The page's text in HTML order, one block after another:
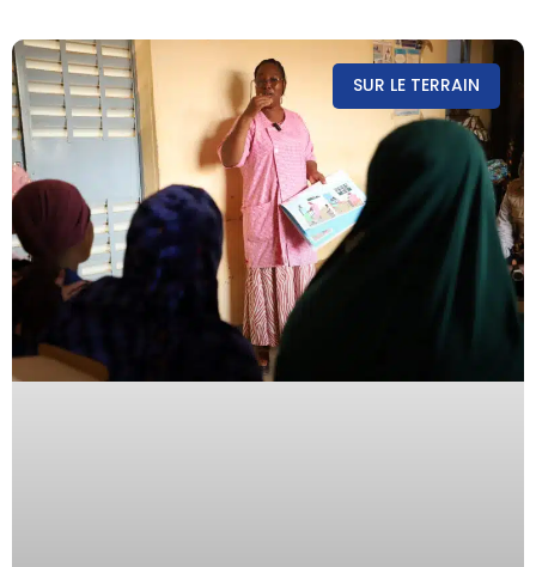
SUR LE TERRAIN